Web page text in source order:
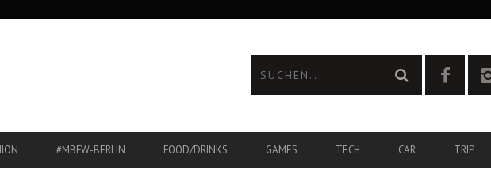
#MBFW-BERLIN FOOD/DRINKS GAMES TECH CAR TRIP